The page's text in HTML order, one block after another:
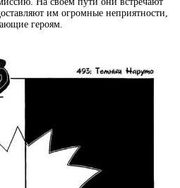
им огромные неприятности,
героям.